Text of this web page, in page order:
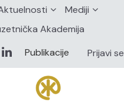
Mediji
Akademija
Publikacije
Prijavi se